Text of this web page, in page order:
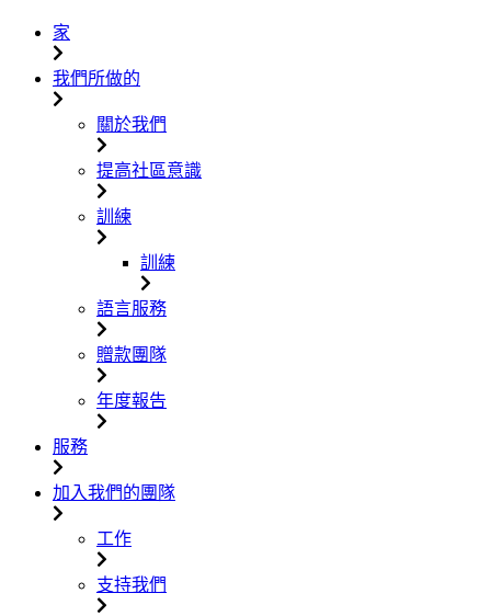
家
我們所做的
關於我們
提高社區意識
訓練
訓練
語言服務
贈款團隊
年度報告
服務
加入我們的團隊
工作
支持我們